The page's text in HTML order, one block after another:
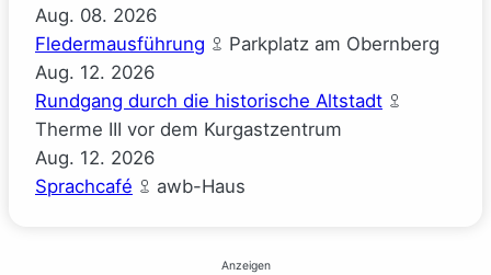
Aug. 08. 2026
Fledermausführung
Parkplatz am Obernberg
Aug. 12. 2026
Rundgang durch die historische Altstadt
Therme III vor dem Kurgastzentrum
Aug. 12. 2026
Sprachcafé
awb-Haus
Anzeigen